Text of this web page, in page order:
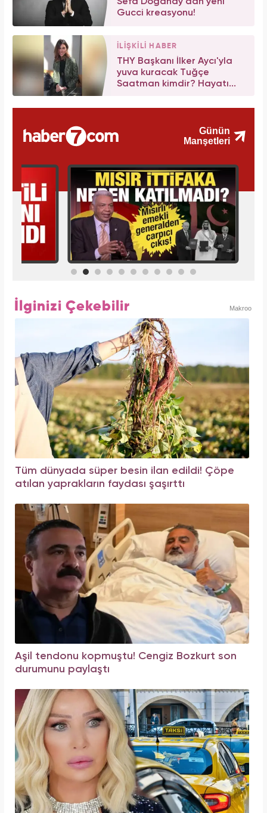
Gucci kreasyonu!
İLİŞKİLİ HABER
THY Başkanı İlker Aycı'yla
yuva kuracak Tuğçe
Saatman kimdir? Hayatı...
İlginizi Çekebilir Makroo
Tüm dünyada süper besin ilan edildi! Çöpe
atılan yaprakların faydası şaşırttı
Aşil tendonu kopmuştu! Cengiz Bozkurt son
durumunu paylaştı